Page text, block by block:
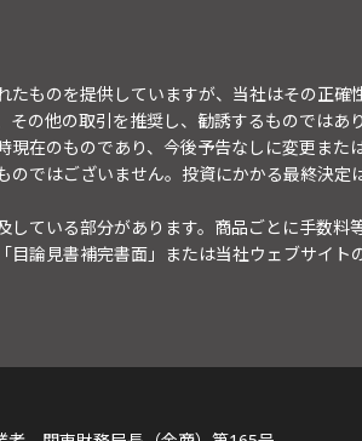
ものを提供していますが、当社はその正
の他の取引を推奨し、勧誘するものではあ
在のものであり、今後予告なしに変更また
ではございません。投資にかかる最終決
ている部分があります。商品ごとに手数料
目論見書補完書面」または当社ウェブサイト